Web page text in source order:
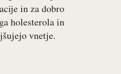
in za dobro
holesterola in
vnetje.